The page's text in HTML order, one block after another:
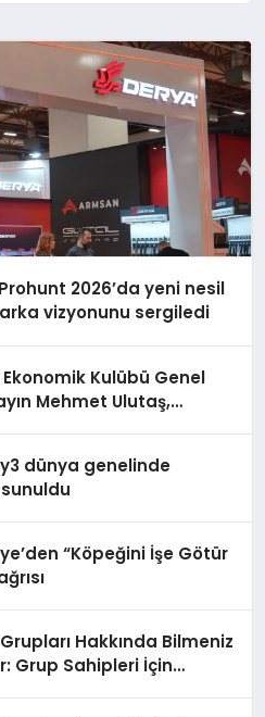
2026’da yeni nesil
vizyonunu sergiledi
Kulübü Genel
Mehmet Ulutaş,
dünya genelinde
“Köpeğini İşe Götür
Hakkında Bilmeniz
Grup Sahipleri İçin